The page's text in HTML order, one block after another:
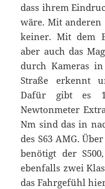
dass ihrem
wäre. Mit anderen
keiner. Mit dem
aber auch das
durch Kameras
Straße erkennt
Dafür gibt es
Newtonmeter
Nm sind das in
des S63 AMG.
benötigt der
ebenfalls zwei
das Fahrgefühl